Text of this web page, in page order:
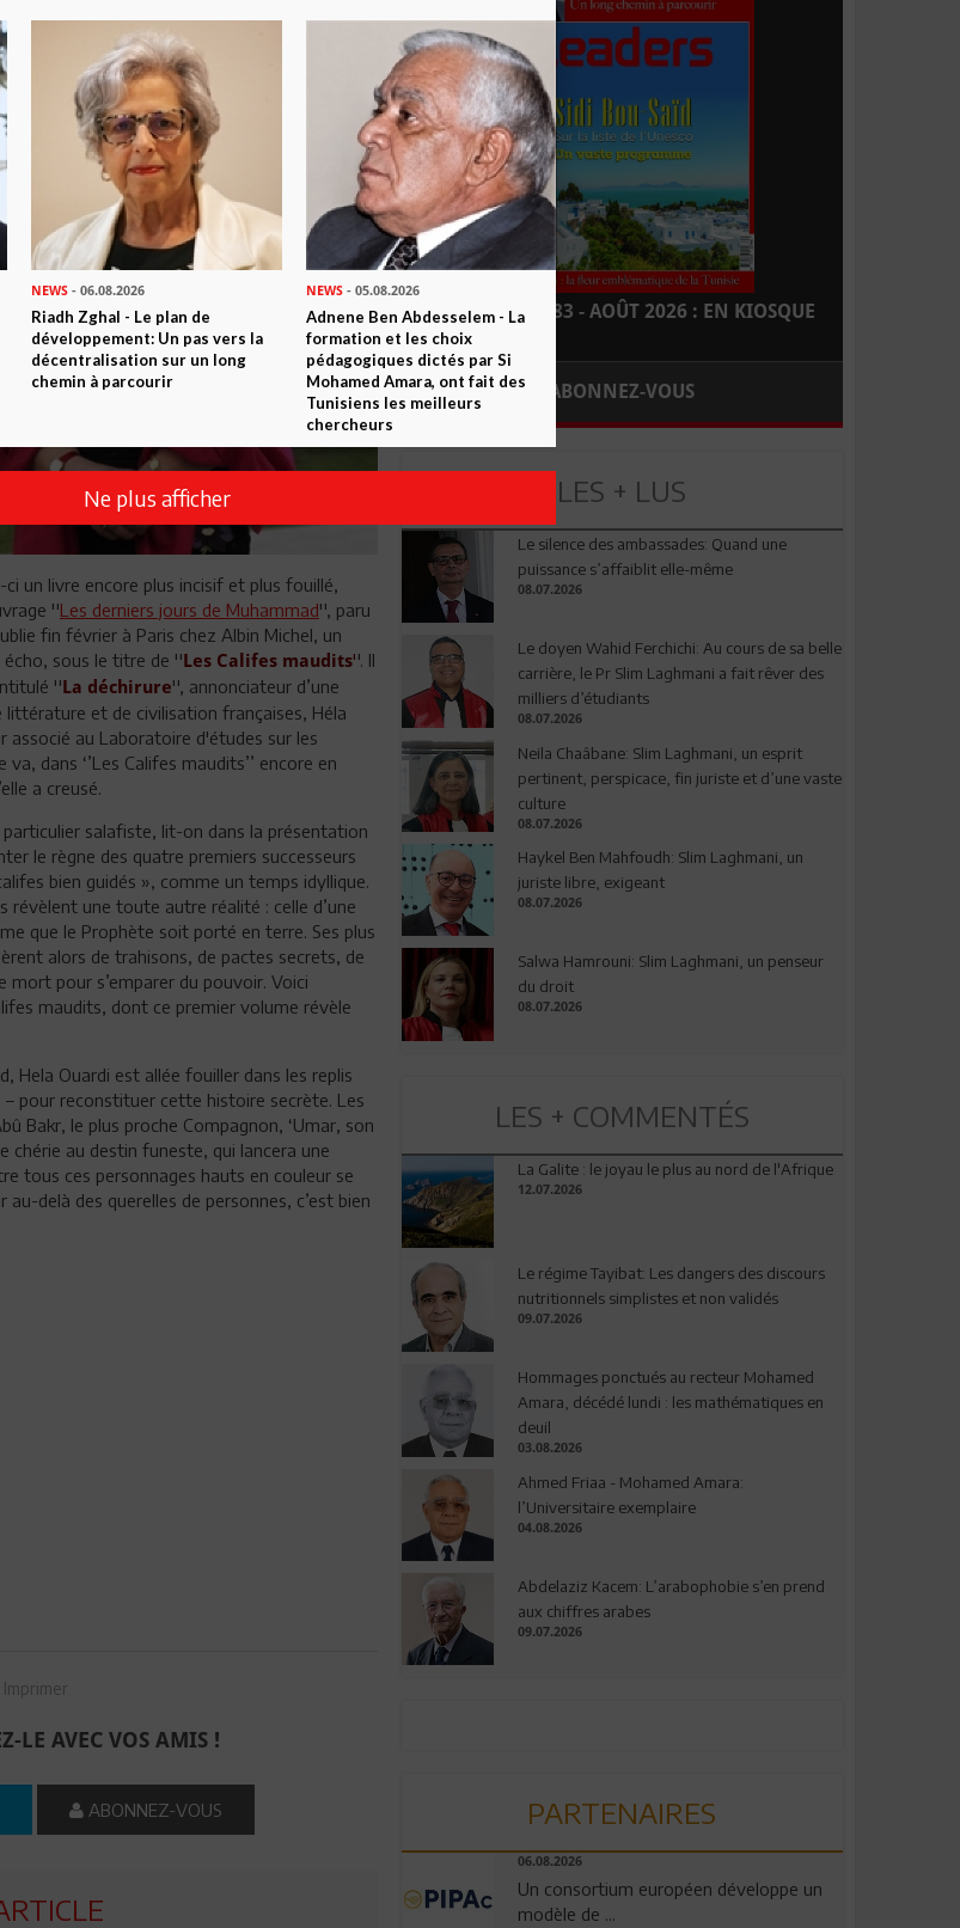
un livre encore plus incisif et plus fouillé,
''Les derniers jours de Muhammad'', paru
fin février à Paris chez Albin Michel, un
sous le titre de ''Les Califes maudits''. Il
''La déchirure'', annonciateur d’une
littérature et de civilisation françaises, Héla
associé au Laboratoire d'études sur les
dans ‘’Les Califes maudits’’ encore en
a creusé.
particulier salafiste, lit-on dans la présentation
le règne des quatre premiers successeurs
bien guidés », comme un temps idyllique.
révèlent une toute autre réalité : celle d’une
que le Prophète soit porté en terre. Ses plus
alors de trahisons, de pactes secrets, de
mort pour s’emparer du pouvoir. Voici
maudits, dont ce premier volume révèle
Hela Ouardi est allée fouiller dans les replis
– pour reconstituer cette histoire secrète. Les
Bakr, le plus proche Compagnon, ‘Umar, son
chérie au destin funeste, qui lancera une
tous ces personnages hauts en couleur se
delà des querelles de personnes, c’est bien
Imprimer
LE AVEC VOS AMIS !
ABONNEZ-VOUS
LEADERS N° 183 - AOÛT 2026 : EN KIOSQUE
ABONNEZ-VOUS
LES + LUS
Le silence des ambassades: Quand une
puissance s’affaiblit elle-même
08.07.2026
Le doyen Wahid Ferchichi: Au cours de sa belle
carrière, le Pr Slim Laghmani a fait rêver des
milliers d’étudiants
08.07.2026
Neila Chaâbane: Slim Laghmani, un esprit
pertinent, perspicace, fin juriste et d’une vaste
culture
08.07.2026
Haykel Ben Mahfoudh: Slim Laghmani, un
juriste libre, exigeant
08.07.2026
Salwa Hamrouni: Slim Laghmani, un penseur
du droit
08.07.2026
LES + COMMENTÉS
La Galite : le joyau le plus au nord de l'Afrique
12.07.2026
Le régime Tayibat: Les dangers des discours
nutritionnels simplistes et non validés
09.07.2026
Hommages ponctués au recteur Mohamed
Amara, décédé lundi : les mathématiques en
deuil
03.08.2026
Ahmed Friaa - Mohamed Amara:
l’Universitaire exemplaire
04.08.2026
Abdelaziz Kacem: L’arabophobie s’en prend
aux chiffres arabes
09.07.2026
PARTENAIRES
06.08.2026
Un consortium européen développe un
modèle de ...
NEWS - 06.08.2026
Riadh Zghal - Le plan de
développement: Un pas vers la
décentralisation sur un long
chemin à parcourir
NEWS- 05.08.2026
Adnene Ben Abdesselem - La
formation et les choix
pédagogiques dictés par Si
Mohamed Amara, ont fait des
Tunisiens les meilleurs
chercheurs
Ne plus afficher